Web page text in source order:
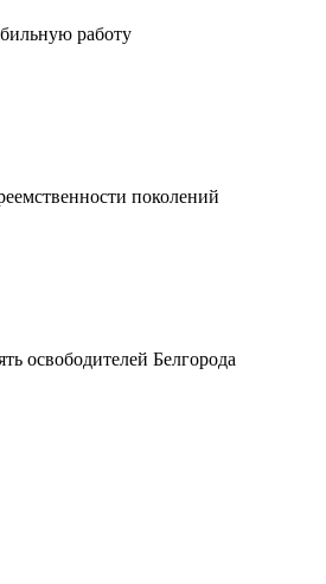
работу
поколений
освободителей Белгорода